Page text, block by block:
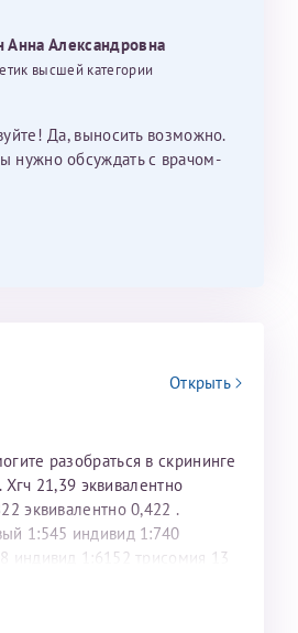
Анна Александровна
высшей категории
Да, выносить возможно.
нужно обсуждать с врачом-
Открыть
разобраться в скрининге
Хгч 21,39 эквивалентно
эквивалентно 0,422 .
1:545 индивид 1:740
индивид 1:6152 трисомия 13
индивид так низок
очень переживаю . По узи
пациента и
разворот с фотографией,
вашими данными и местом выдачи)